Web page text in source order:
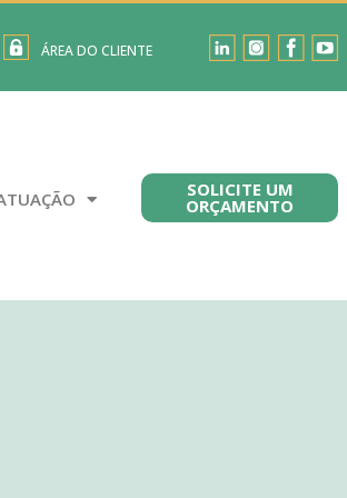
ÁREA DO CLIENTE
SOLICITE UM
ORÇAMENTO